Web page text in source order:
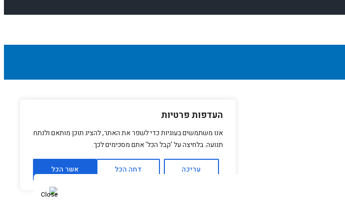
העדפות פרטיות
אנו משתמשים בעוגיות כדי לשפר את האתר, להציג תוכן מותאם ולנתח
תנועה. בלחיצה על 'קבל הכל' אתם מסכימים לכך.
עריכה דחה הכל אשר הכל